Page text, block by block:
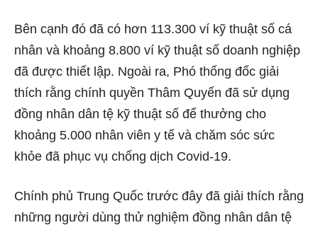
Bên cạnh đó đã có hơn 113.300 ví kỹ thuật số cá
nhân và khoảng 8.800 ví kỹ thuật số doanh nghiệp
đã được thiết lập. Ngoài ra, Phó thống đốc giải
thích rằng chính quyền Thâm Quyến đã sử dụng
đồng nhân dân tệ kỹ thuật số để thưởng cho
khoảng 5.000 nhân viên y tế và chăm sóc sức
khỏe đã phục vụ chống dịch Covid-19.
Chính phủ Trung Quốc trước đây đã giải thích rằng
những người dùng thử nghiệm đồng nhân dân tệ